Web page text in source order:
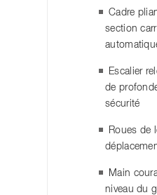
Cadre
section
Escalier
de
sécurité
Roues de
Main
niveau du